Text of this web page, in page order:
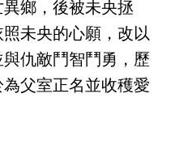
鄉，後被未央拯
未央的心願，改以
與仇敵鬥智鬥勇，歷
父室正名並收穫愛